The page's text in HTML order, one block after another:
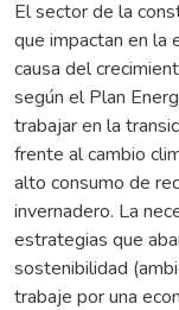
El sector de la
que impactan en la
causa del
según el Plan
trabajar en la
frente al cambio
alto consumo de
invernadero. La
estrategias que
sostenibilidad
trabaje por una